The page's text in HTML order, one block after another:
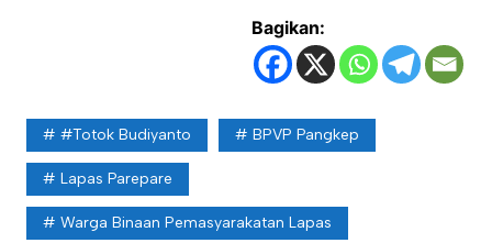
Bagikan:
#Totok Budiyanto BPVP Pangkep
Lapas Parepare
Warga Binaan Pemasyarakatan Lapas